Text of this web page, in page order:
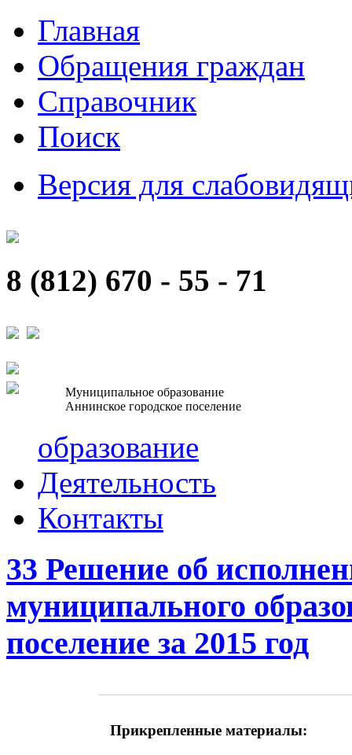
Главная
Обращения граждан
Справочник
Поиск
Версия для
8 (812) 670 - 55 - 71
Муниципальное образование
Аннинское городское поселение
образование
Деятельность
Контакты
33 Решение об
муниципального
поселение за 2015 год
Прикрепленные материалы: